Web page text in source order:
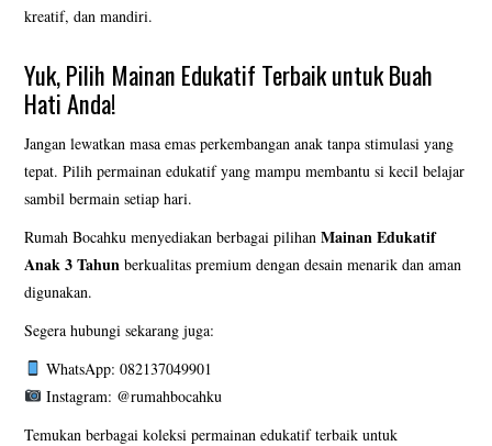
kreatif, dan mandiri.
Yuk, Pilih Mainan Edukatif Terbaik untuk Buah
Hati Anda!
Jangan lewatkan masa emas perkembangan anak tanpa stimulasi yang
tepat. Pilih permainan edukatif yang mampu membantu si kecil belajar
sambil bermain setiap hari.
Rumah Bocahku menyediakan berbagai pilihanMainan Edukatif
Anak 3 Tahun berkualitas premium dengan desain menarik dan aman
digunakan.
Segera hubungi sekarang juga:
WhatsApp: 082137049901
Instagram: @rumahbocahku
Temukan berbagai koleksi permainan edukatif terbaik untuk